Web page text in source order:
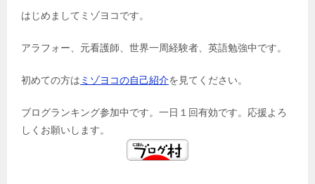
はじめましてミゾヨコです。
アラフォー、元看護師、世界一周経験者、英語勉強中です。
初めての方は ミゾヨコの自己紹介を見てください。
ブログランキング参加中です。一日１回有効です。応援よろ
しくお願いします。